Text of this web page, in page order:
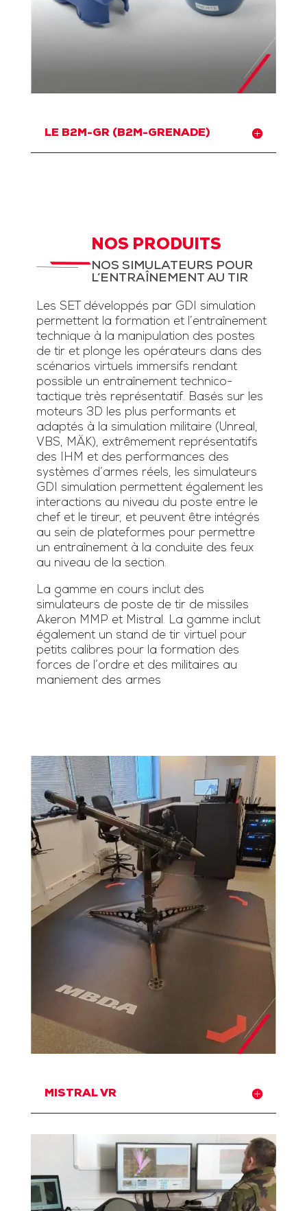
LE B2M-GR (B2M-GRENADE)
NOS PRODUITS
NOS SIMULATEURS POUR
L’ENTRAÎNEMENT AU TIR
Les SET développés par GDI simulation
permettent la formation et l’entraînement
technique à la manipulation des postes
de tir et plonge les opérateurs dans des
scénarios virtuels immersifs rendant
possible un entraînement technico-
tactique très représentatif. Basés sur les
moteurs 3D les plus performants et
adaptés à la simulation militaire (Unreal,
VBS, MÄK), extrêmement représentatifs
des IHM et des performances des
systèmes d’armes réels, les simulateurs
GDI simulation permettent également les
interactions au niveau du poste entre le
chef et le tireur, et peuvent être intégrés
au sein de plateformes pour permettre
un entraînement à la conduite des feux
au niveau de la section.
La gamme en cours inclut des
simulateurs de poste de tir de missiles
Akeron MMP et Mistral. La gamme inclut
également un stand de tir virtuel pour
petits calibres pour la formation des
forces de l’ordre et des militaires au
maniement des armes
MISTRAL VR